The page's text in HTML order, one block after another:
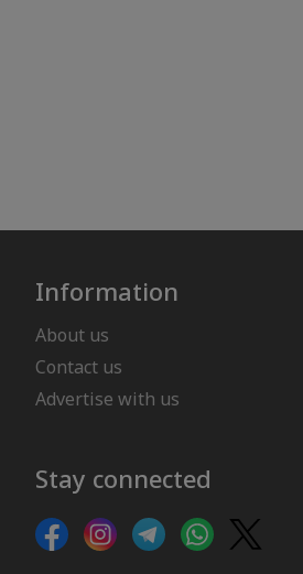
Information
About us
Contact us
Advertise with us
Stay connected